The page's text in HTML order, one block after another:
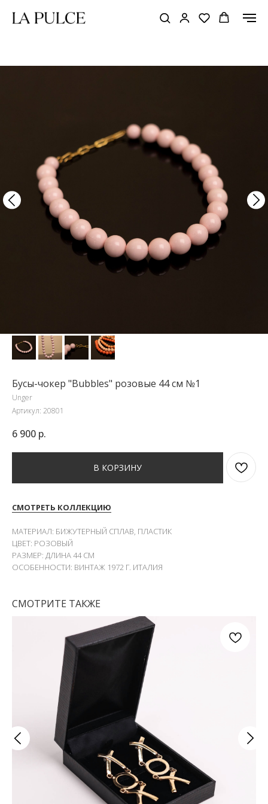
Бусы-чокер "Bubbles" розовые 44 см №1
Unger
Артикул: 20801
6 900 р.
В КОРЗИНУ
СМОТРЕТЬ КОЛЛЕКЦИЮ
МАТЕРИАЛ: БИЖУТЕРНЫЙ СПЛАВ, ПЛАСТИК
ЦВЕТ: РОЗОВЫЙ
РАЗМЕР: ДЛИНА 44 СМ
ОСОБЕННОСТИ: ВИНТАЖ 1972 Г. ИТАЛИЯ
СМОТРИТЕ ТАКЖЕ